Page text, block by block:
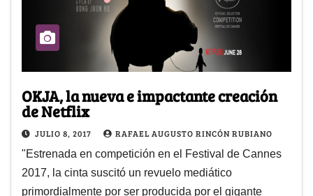
OKJA, la nueva e impactante creación
de Netflix
JULIO 8, 2017 RAFAEL AUGUSTO RINCÓN RUBIANO
"Estrenada en competición en el Festival de Cannes
2017, la cinta suscitó un revuelo mediático
primordialmente por ser producida por el gigante